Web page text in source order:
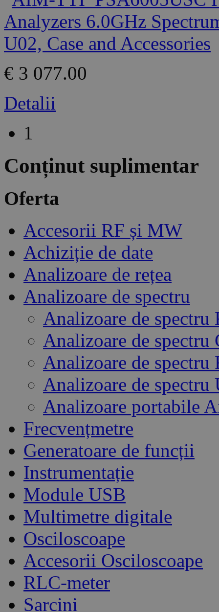
€ 3 077.00
Detalii
1
Conținut suplimentar
Oferta
Accesorii RF și MW
Achiziție de date
Analizoare de rețea
Analizoare de spectru
Analizoare de spectru
Analizoare de spectru
Analizoare de spectru
Analizoare de
Analizoare portabile
Frecvențmetre
Generatoare de funcții
Instrumentație
Module USB
Multimetre digitale
Osciloscoape
Accesorii Osciloscoape
RLC-meter
Sarcini